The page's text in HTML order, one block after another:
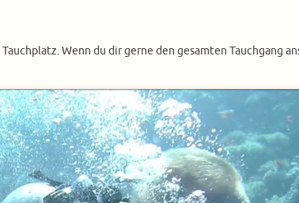
Wenn du dir gerne den gesamten Tauchgang